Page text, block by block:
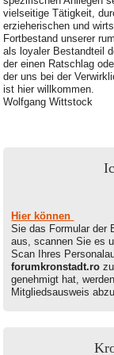
vielseitige Tätigkeit,
erzieherischen und
Fortbestand unserer
als loyaler Bestandteil
der einen Ratschlag
der uns bei der
ist hier willkommen.
Wolfgang Wittstock
Hier können
Sie das Formular der
aus, scannen Sie es
Scan Ihres
forumkronstadt.ro
genehmigt hat,
Mitgliedsausweis